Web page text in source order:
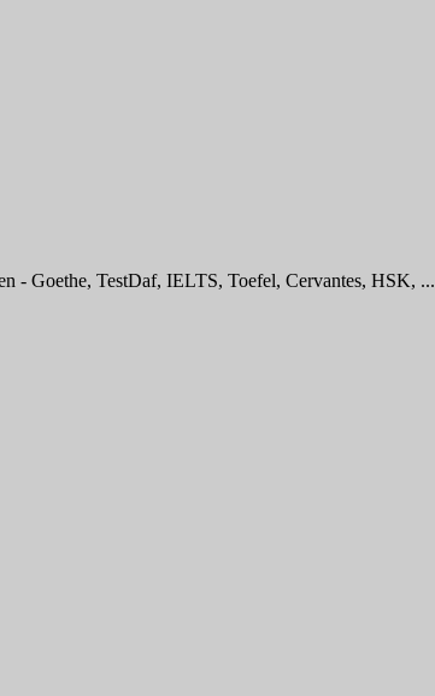
- Goethe, TestDaf, IELTS, Toefel, Cervantes, HSK, ...